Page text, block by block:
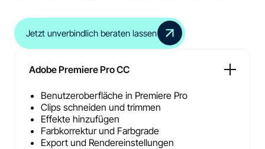
Jetzt unverbindlich beraten lassen
Adobe Premiere Pro CC
Benutzeroberfläche in Premiere Pro
Clips schneiden und trimmen
Effekte hinzufügen
Farbkorrektur und Farbgrade
Export und Rendereinstellungen